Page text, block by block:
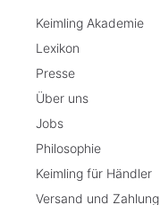
Keimling Akademie
Lexikon
Presse
Über uns
Jobs
Philosophie
Keimling für Händler
Versand und Zahlung